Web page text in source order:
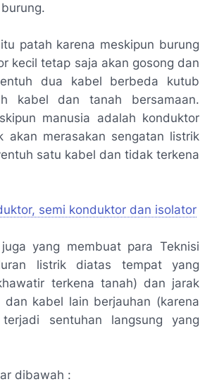
patah karena meskipun burung
kecil tetap saja akan gosong dan
dua kabel berbeda kutub
kabel dan tanah bersamaan.
manusia adalah konduktor
akan merasakan sengatan listrik
satu kabel dan tidak terkena
semi konduktor dan isolator
yang membuat para Teknisi
listrik diatas tempat yang
terkena tanah) dan jarak
dan kabel lain berjauhan (karena
sentuhan langsung yang
dibawah :